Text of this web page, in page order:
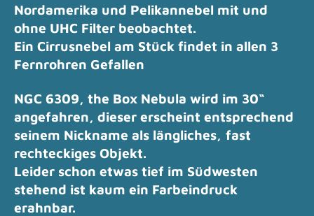
Nordamerika und Pelikannebel mit und
ohne UHC Filter beobachtet.
Ein Cirrusnebel am Stück findet in allen 3
Fernrohren Gefallen
NGC 6309, the Box Nebula wird im 30“
angefahren, dieser erscheint entsprechend
seinem Nickname als längliches, fast
rechteckiges Objekt.
Leider schon etwas tief im Südwesten
stehend ist kaum ein Farbeindruck
erahnbar.